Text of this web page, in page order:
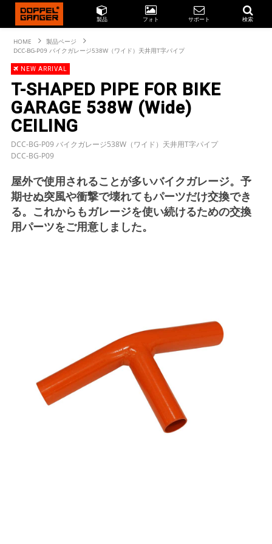
製品 フォト サポート 検索
HOME
製品ページ
DCC-BG-P09 バイクガレージ538W（ワイド）天井用T字パイプ
NEW ARRIVAL
T-SHAPED PIPE FOR BIKE
GARAGE 538W (Wide)
CEILING
DCC-BG-P09 バイクガレージ538W（ワイド）天井用T字パイプ
DCC-BG-P09
屋外で使用されることが多いバイクガレージ。予
期せぬ突風や衝撃で壊れてもパーツだけ交換でき
る。これからもガレージを使い続けるための交換
用パーツをご用意しました。